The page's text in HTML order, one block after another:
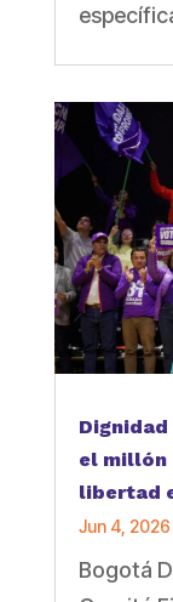
el millón
libertad
Jun 4, 2026
Bogotá